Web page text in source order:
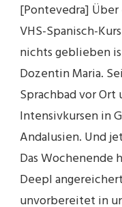
[Pontevedra]
VHS-Spanisch-
nichts geblieben
Dozentin Maria.
Sprachbad vor
Intensivkursen in
Andalusien. Und
Das Wochenende
Deepl
unvorbereitet in